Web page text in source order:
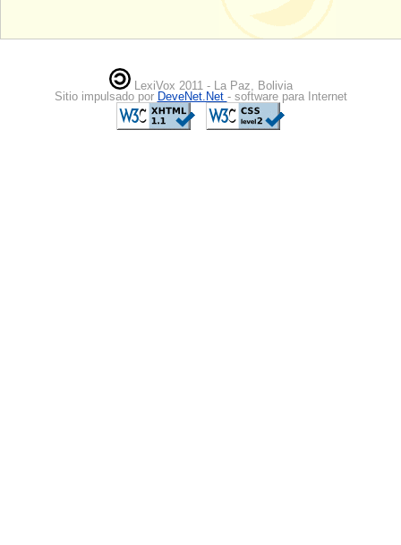
LexiVox 2011 - La Paz, Bolivia
Sitio impulsado por DeveNet.Net - software para Internet